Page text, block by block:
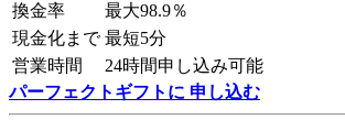
換金率
最大98.9％
現金化まで 最短5分
営業時間
24時間申し込み可能
パーフェクトギフトに 申し込む